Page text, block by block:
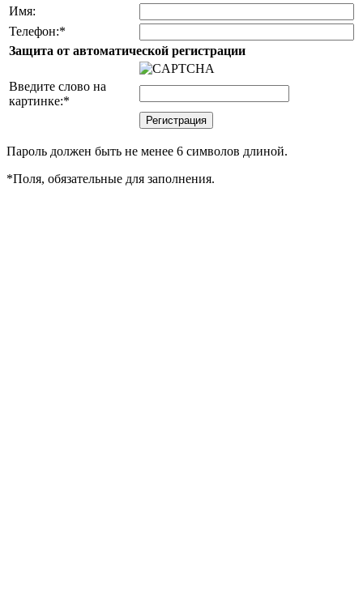
Имя:
Телефон:*
Защита от автоматической регистрации
Введите слово на
картинке:*
Пароль должен быть не менее 6 символов длиной.
*Поля, обязательные для заполнения.